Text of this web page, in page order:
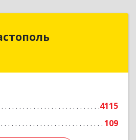
4115
109
г, Кулакова ул, дом № 58